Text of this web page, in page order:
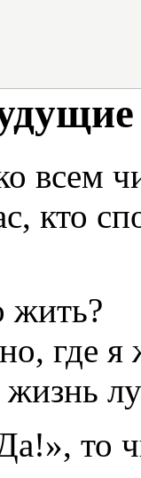
всем
кто
жить?
где я
жизнь
то